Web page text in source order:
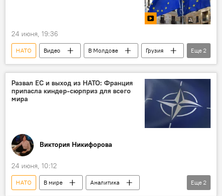
24 июня, 19:36
НАТО Видео В Молдове
Грузия
Молдова
Европейский союз
Еще 2
Развал ЕС и выход из НАТО: Франция
припасла киндер-сюрприз для всего
мира
Виктория Никифорова
24 июня, 10:12
НАТО В мире
Аналитика
Еще 2